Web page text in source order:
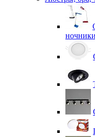
ночники